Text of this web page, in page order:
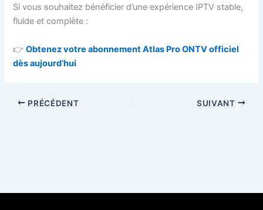
Si vous souhaitez bénéficier d’une expérience IPTV stable,
fluide et complète :
👉Obtenez votre abonnement Atlas Pro ONTV officiel
dès aujourd’hui
PRÉCÉDENT SUIVANT